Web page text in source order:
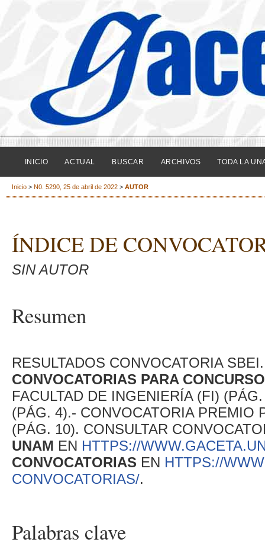
INICIO ACTUAL BUSCAR ARCHIVOS TODA LA
Inicio > N0. 5290, 25 de abril de 2022 > AUTOR
ÍNDICE DE
SIN AUTOR
Resumen
RESULTADOS CONVOCATORIA
CONVOCATORIAS PARA
FACULTAD DE INGENIERÍA (FI)
(PÁG. 4).- CONVOCATORIA PREMIO
(PÁG. 10). CONSULTAR
UNAM EN HTTPS://
CONVOCATORIAS EN HTTPS://
CONVOCATORIAS/.
Palabras clave